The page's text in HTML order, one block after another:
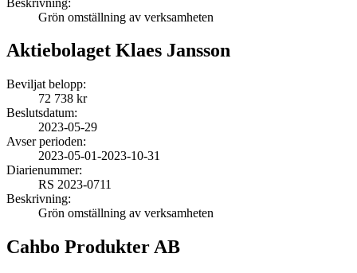
Grön omställning av verksamheten
Aktiebolaget Klaes Jansson
Beviljat belopp:
72 738 kr
Beslutsdatum:
2023-05-29
Avser perioden:
2023-05-01-2023-10-31
Diarienummer:
RS 2023-0711
Beskrivning:
Grön omställning av verksamheten
Cahbo Produkter AB